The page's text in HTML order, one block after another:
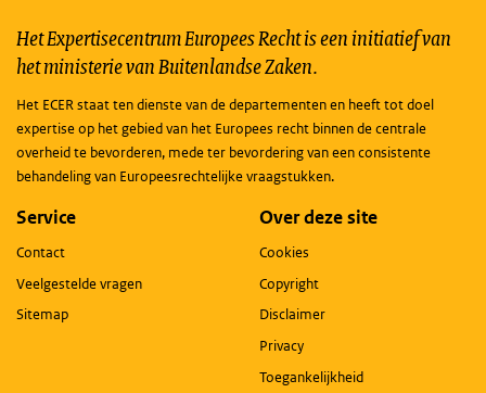
Het Expertisecentrum Europees Recht is een initiatief van
het ministerie van Buitenlandse Zaken.
Het ECER staat ten dienste van de departementen en heeft tot doel
expertise op het gebied van het Europees recht binnen de centrale
overheid te bevorderen, mede ter bevordering van een consistente
behandeling van Europeesrechtelijke vraagstukken.
Service
Contact
Veelgestelde vragen
Sitemap
Over deze site
Cookies
Copyright
Disclaimer
Privacy
Toegankelijkheid